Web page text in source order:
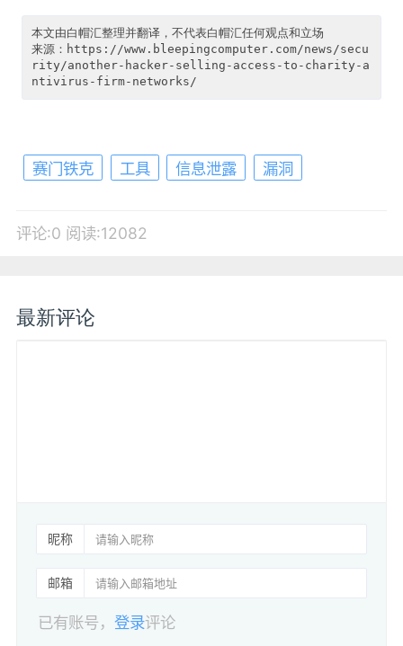
本文由白帽汇整理并翻译，不代表白帽汇任何观点和立场
来源：https://www.bleepingcomputer.com/news/secu
rity/another-hacker-selling-access-to-charity-a
赛门铁克 工具 信息泄露 漏洞
评论:0 阅读:12082
最新评论
昵称
邮箱
已有账号，登录评论